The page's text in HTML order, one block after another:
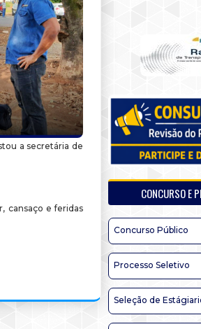
a secretária de
cansaço e feridas
CONCURSO E
Concurso Público
Processo Seletivo
Seleção de